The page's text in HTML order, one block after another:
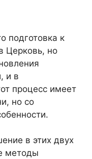
подготовка к
Церковь, но
и в
процесс имеет
но со
в этих двух
методы